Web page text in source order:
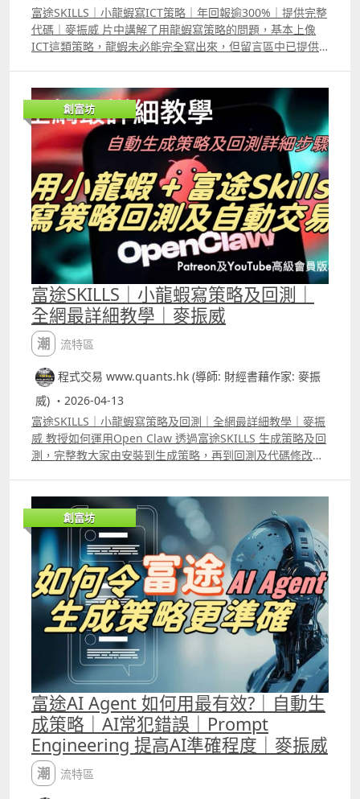
富途SKILLS｜小龍蝦寫ICT策略｜年回報逾300%｜提供完整
代碼｜麥振威 片中講解了用龍蝦寫策略的問題，基本上像
ICT這類策略，龍蝦未必能完全寫出來，但留言區中已提供
提高。 ICT是近年最熱門的交易策略，片中將ICT策略的原理
轉化做用5分鐘圖daytrade的版本，並分別將策略交易「單
一股票」及同時觀察3隻股票的訊號，兩者的回報可以看到
相差很大。這種單策略交易多隻股份的倉位模式也可以先教
龍蝦，然後再套用在其他的策略之上。 YouTube留言區中有
交易「單一股票」的ICT策略完整富途Open API寫的代碼，
以及在Cursor做backtest時需要的「指令」。
創富坊
富途SKILLS｜小龍蝦寫策略及回測｜
全網最詳細教學｜麥振威
潮流特區
程式交易 www.quants.hk (導師: 財經書藉作家: 麥振
威) ・2026-04-13
富途SKILLS｜小龍蝦寫策略及回測｜全網最詳細教學｜麥振
威 教授如何運用Open Claw 透過富途SKILLS 生成策略及回
測，完整教大家由安裝到生成策略，再到回測及代碼修改。
運用龍蝦生成策略及回測，便必需懂得它的優點及缺點，以
及懂得識別AI生成策略時的錯誤。
創富坊
富途AI Agent 如何用最有效?｜自動生
成策略｜AI常犯錯誤｜Prompt
Engineering 提高AI準確程度｜麥振威
潮流特區